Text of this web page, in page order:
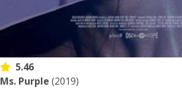
5.46
Ms. Purple (2019)